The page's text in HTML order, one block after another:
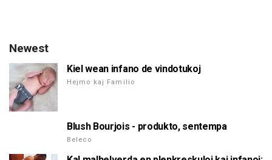
Newest
Kiel wean infano de vindotukoj
Hejmo kaj Familio
Blush Bourjois - produkto, sentempa
Beleco